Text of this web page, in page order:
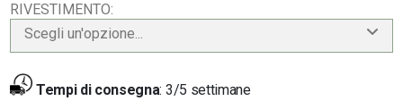
RIVESTIMENTO
Scegli un'opzione...
Tempi di consegna: 3/5 settimane